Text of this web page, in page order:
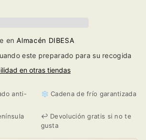
enAlmacén DIBESA
este preparado para su recogida
en otras tiendas
anti-
❄️ Cadena de frío garantizada
↩️ Devolución gratis si no te
gusta